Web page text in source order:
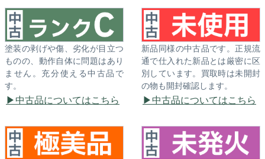
塗装の剥げや傷、劣化が目立つ
ものの、動作自体に問題はあり
ません。充分使える中古品で
す。
中古品についてはこちら
新品同様の中古品です。正規流
通で仕入れた新品とは厳密に区
別しています。買取時は未開封
の物も開封確認します。
中古品についてはこちら